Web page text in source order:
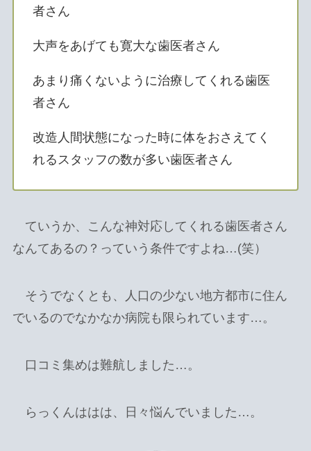
者さん
大声をあげても寛大な歯医者さん
あまり痛くないように治療してくれる歯医
者さん
改造人間状態になった時に体をおさえてく
れるスタッフの数が多い歯医者さん
ていうか、こんな神対応してくれる歯医者さん
なんてあるの？っていう条件ですよね…(笑）
そうでなくとも、人口の少ない地方都市に住ん
でいるのでなかなか病院も限られています…。
口コミ集めは難航しました…。
らっくんははは、日々悩んでいました…。